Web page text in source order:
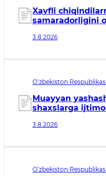
04.08.2026
Xavfli
samaradorligini
3.8.2026
O‘zbekiston
04.08.2026
Muayyan
shaxslarga
3.8.2026
O‘zbekiston